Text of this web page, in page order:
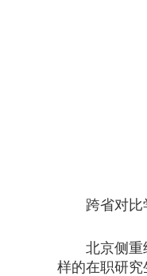
跨省对比学
北京侧重纳
样的在职研